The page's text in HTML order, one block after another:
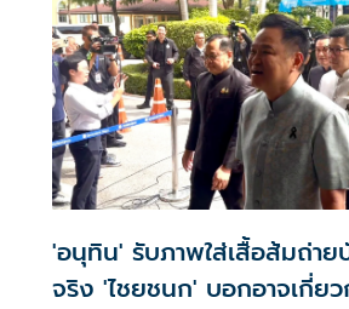
'อนุทิน' รับภาพใส่เสื้อส้มถ่า
จริง 'ไชยชนก' บอกอาจเกี่ยว